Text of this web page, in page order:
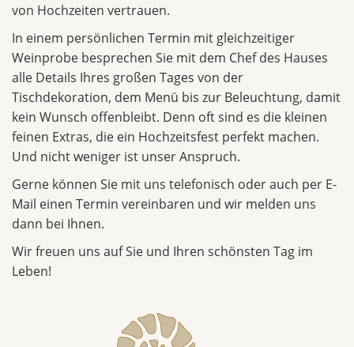
von Hochzeiten vertrauen.
In einem persönlichen Termin mit gleichzeitiger
Weinprobe besprechen Sie mit dem Chef des Hauses
alle Details Ihres großen Tages von der
Tischdekoration, dem Menü bis zur Beleuchtung, damit
kein Wunsch offenbleibt. Denn oft sind es die kleinen
feinen Extras, die ein Hochzeitsfest perfekt machen.
Und nicht weniger ist unser Anspruch.
Gerne können Sie mit uns telefonisch oder auch per E-
Mail einen Termin vereinbaren und wir melden uns
dann bei Ihnen.
Wir freuen uns auf Sie und Ihren schönsten Tag im
Leben!